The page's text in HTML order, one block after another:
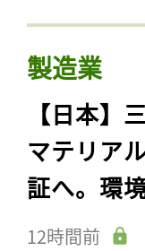
製造業
【日本】
マテリア
証へ。環
12時間前